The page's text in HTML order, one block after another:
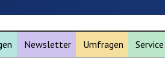
Newsletter Umfragen Service